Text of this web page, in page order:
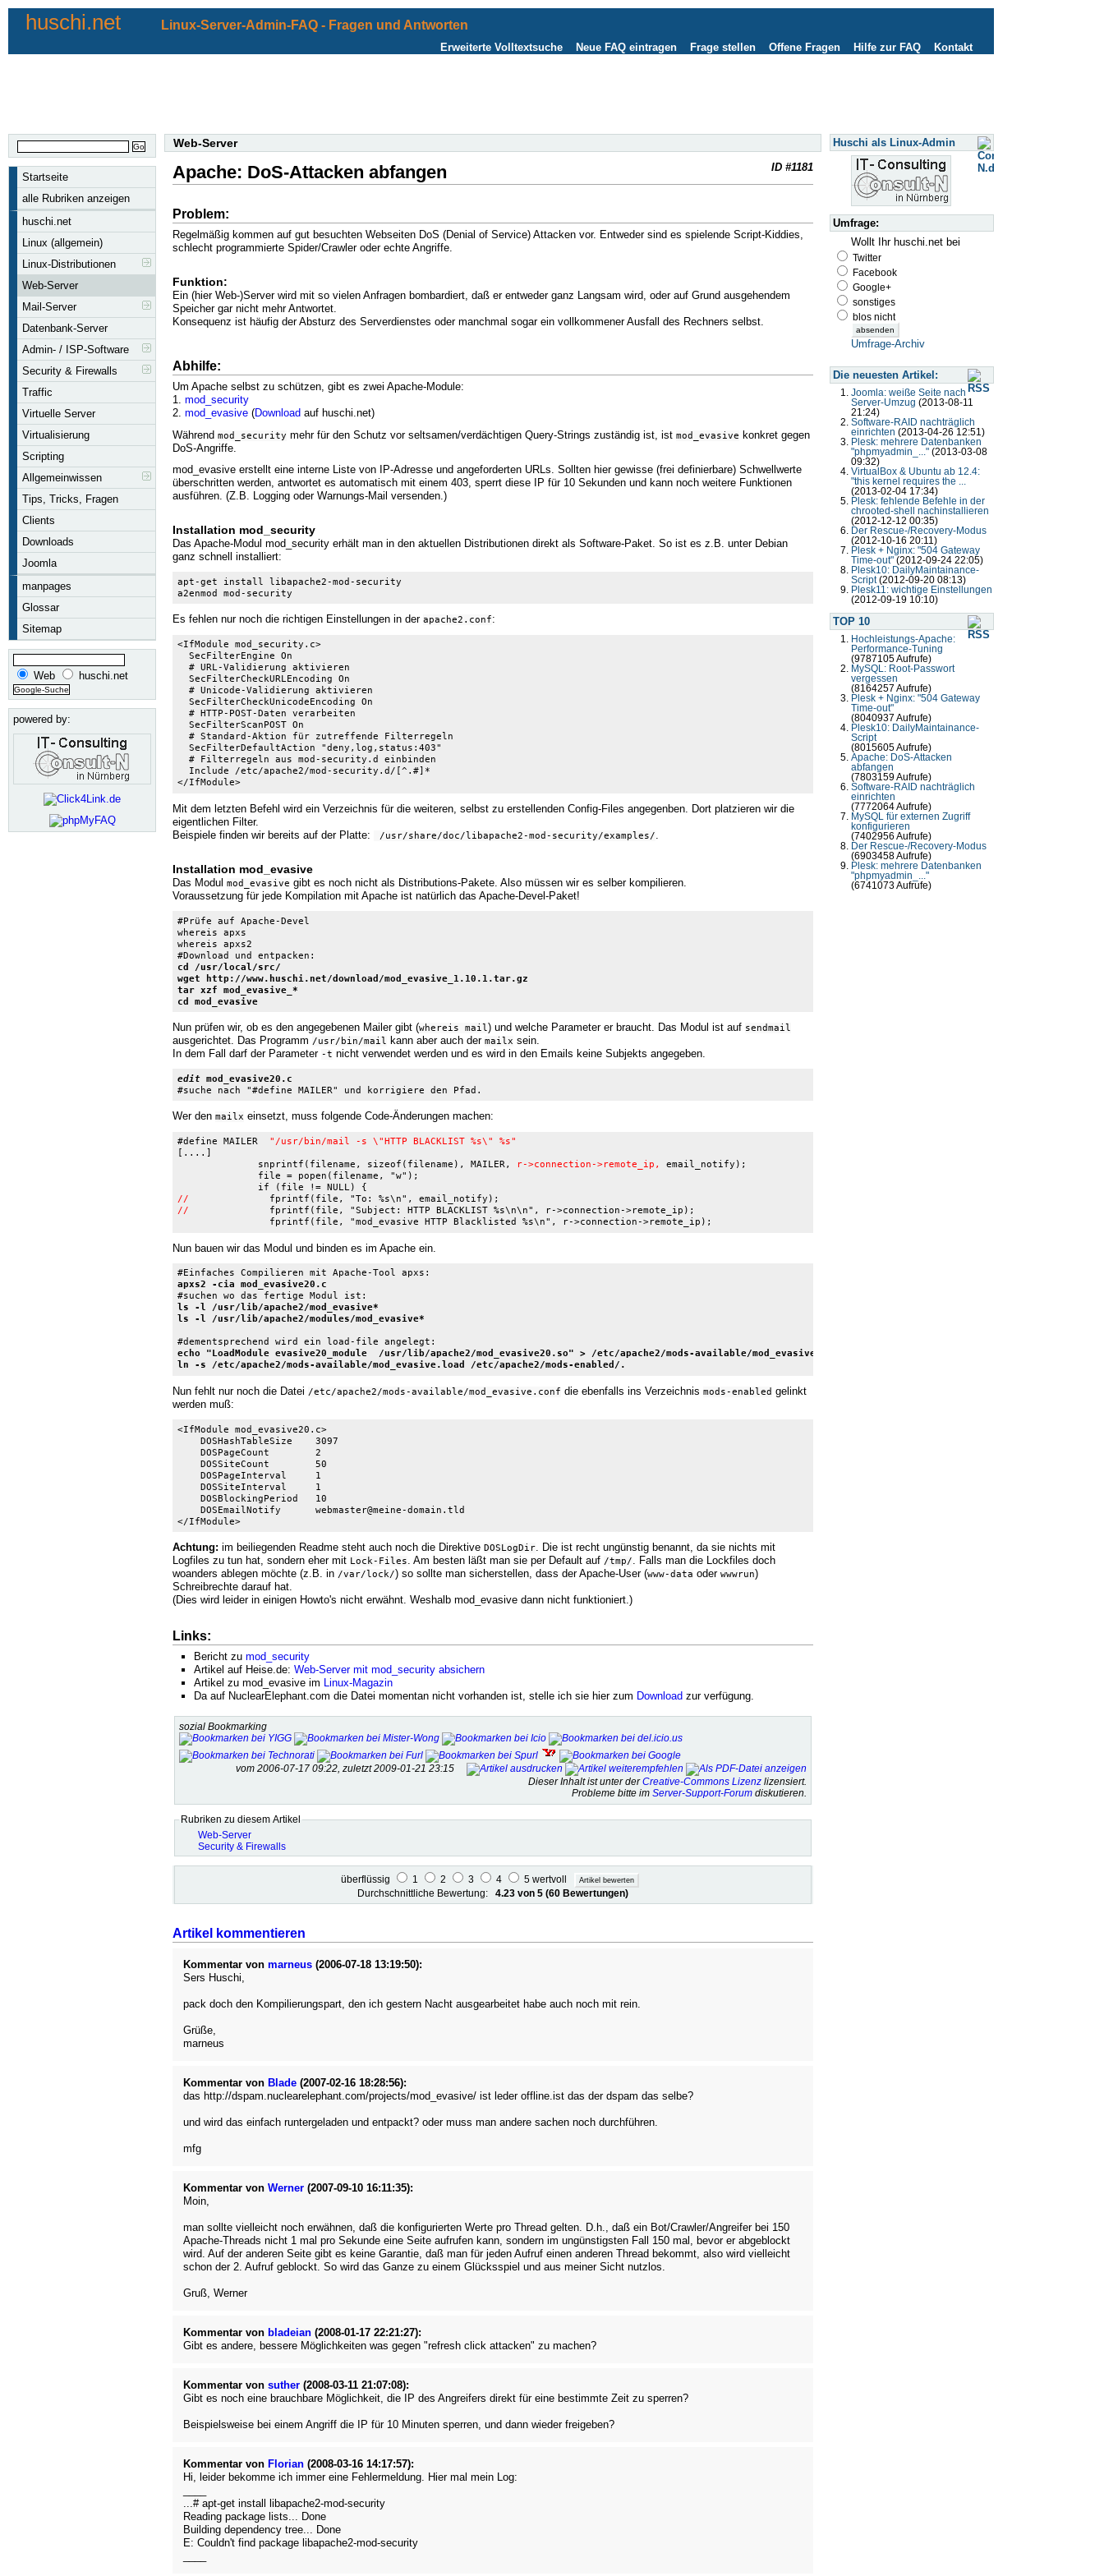
huschi.net Linux-Server-Admin-FAQ - Fragen und Antworten
Kontakt
Hilfe zur FAQ
Offene Fragen
Frage stellen
Neue FAQ eintragen
Erweiterte Volltextsuche
Startseite
alle Rubriken anzeigen
huschi.net
Linux (allgemein)
Linux-Distributionen
Web-Server
Mail-Server
Datenbank-Server
Admin- / ISP-Software
Security & Firewalls
Traffic
Virtuelle Server
Virtualisierung
Scripting
Allgemeinwissen
Tips, Tricks, Fragen
Clients
Downloads
Joomla
manpages
Glossar
Sitemap
Web huschi.net
powered by:
Huschi als Linux-Admin
Umfrage:
Wollt Ihr huschi.net bei
Twitter
Facebook
Google+
sonstiges
blos nicht
Umfrage-Archiv
Die neuesten Artikel:
Joomla: weiße Seite nach
Server-Umzug (2013-08-11
21:24)
Software-RAID nachträglich
einrichten (2013-04-26 12:51)
Plesk: mehrere Datenbanken
"phpmyadmin_..."(2013-03-08
09:32)
VirtualBox & Ubuntu ab 12.4:
"this kernel requires the ...
(2013-02-04 17:34)
Plesk: fehlende Befehle in der
chrooted-shell nachinstallieren
(2012-12-12 00:35)
Der Rescue-/Recovery-Modus
(2012-10-16 20:11)
Plesk + Nginx: "504 Gateway
Time-out"(2012-09-24 22:05)
Plesk10: DailyMaintainance-
Script(2012-09-20 08:13)
Plesk11: wichtige Einstellungen
(2012-09-19 10:10)
TOP 10
Hochleistungs-Apache:
Performance-Tuning
(9787105 Aufrufe)
MySQL: Root-Passwort
vergessen
(8164257 Aufrufe)
Plesk + Nginx: "504 Gateway
Time-out"
(8040937 Aufrufe)
Plesk10: DailyMaintainance-
Script
(8015605 Aufrufe)
Apache: DoS-Attacken
abfangen
(7803159 Aufrufe)
Software-RAID nachträglich
einrichten
(7772064 Aufrufe)
MySQL für externen Zugriff
konfigurieren
(7402956 Aufrufe)
Der Rescue-/Recovery-Modus
(6903458 Aufrufe)
Plesk: mehrere Datenbanken
"phpmyadmin_..."
(6741073 Aufrufe)
Web-Server
ID #1181
Apache: DoS-Attacken abfangen
Problem:
Regelmäßig kommen auf gut besuchten Webseiten DoS (Denial of Service) Attacken vor. Entweder sind es spielende Script-Kiddies,
schlecht programmierte Spider/Crawler oder echte Angriffe.
Funktion:
Ein (hier Web-)Server wird mit so vielen Anfragen bombardiert, daß er entweder ganz Langsam wird, oder auf Grund ausgehendem
Speicher gar nicht mehr Antwortet.
Konsequenz ist häufig der Absturz des Serverdienstes oder manchmal sogar ein vollkommener Ausfall des Rechners selbst.
Abhilfe:
Um Apache selbst zu schützen, gibt es zwei Apache-Module:
1. mod_security
2. mod_evasive (Download auf huschi.net)
Während mod_security mehr für den Schutz vor seltsamen/verdächtigen Query-Strings zuständig ist, ist mod_evasive konkret gegen
DoS-Angriffe.
mod_evasive erstellt eine interne Liste von IP-Adresse und angeforderten URLs. Sollten hier gewisse (frei definierbare) Schwellwerte
überschritten werden, antwortet es automatisch mit einem 403, sperrt diese IP für 10 Sekunden und kann noch weitere Funktionen
ausführen. (Z.B. Logging oder Warnungs-Mail versenden.)
Installation mod_security
Das Apache-Modul mod_security erhält man in den aktuellen Distributionen direkt als Software-Paket. So ist es z.B. unter Debian
ganz schnell installiert:
apt-get install libapache2-mod-security
a2enmod mod-security
Es fehlen nur noch die richtigen Einstellungen in der apache2.conf:
<IfModule mod_security.c>
  SecFilterEngine On
  # URL-Validierung aktivieren
  SecFilterCheckURLEncoding On
  # Unicode-Validierung aktivieren
  SecFilterCheckUnicodeEncoding On
  # HTTP-POST-Daten verarbeiten
  SecFilterScanPOST On
  # Standard-Aktion für zutreffende Filterregeln
  SecFilterDefaultAction "deny,log,status:403"
  # Filterregeln aus mod-security.d einbinden
  Include /etc/apache2/mod-security.d/[^.#]*
</IfModule>
Mit dem letzten Befehl wird ein Verzeichnis für die weiteren, selbst zu erstellenden Config-Files angegenben. Dort platzieren wir die
eigentlichen Filter.
Beispiele finden wir bereits auf der Platte:
/usr/share/doc/libapache2-mod-security/examples/
Installation mod_evasive
Das Modul mod_evasive gibt es noch nicht als Distributions-Pakete. Also müssen wir es selber kompilieren.
Voraussetzung für jede Kompilation mit Apache ist natürlich das Apache-Devel-Paket!
#Prüfe auf Apache-Devel
whereis apxs
whereis apxs2
cd /usr/local/src/
wget http://www.huschi.net/download/mod_evasive_1.10.1.tar.gz
tar xzf mod_evasive_*
cd mod_evasive
Nun prüfen wir, ob es den angegebenen Mailer gibt (whereis mail) und welche Parameter er braucht. Das Modul ist auf sendmail
ausgerichtet. Das Programm /usr/bin/mail kann aber auch der mailx sein.
In dem Fall darf der Parameter -t nicht verwendet werden und es wird in den Emails keine Subjekts angegeben.
edit mod_evasive20.c
#suche nach "#define MAILER" und korrigiere den Pfad.
Wer den mailx einsetzt, muss folgende Code-Änderungen machen:
#define MAILER
"/usr/bin/mail -s \"HTTP BLACKLIST %s\" %s"
[....]
              snprintf(filename, sizeof(filename), MAILER,
r->connection->remote_ip,
email_notify);
              file = popen(filename, "w");
//
//
              fprintf(file, "Subject: HTTP BLACKLIST %s\n\n", r->connection->remote_ip);
Nun bauen wir das Modul und binden es im Apache ein.
apxs2 -cia mod_evasive20.c
ls -l /usr/lib/apache2/mod_evasive*
ls -l /usr/lib/apache2/modules/mod_evasive*
echo "LoadModule evasive20_module  /usr/lib/apache2/mod_evasive20.so" > /etc/apache2/mods-available/mod_evasive.load
ln -s /etc/apache2/mods-available/mod_evasive.load /etc/apache2/mods-enabled/.
Nun fehlt nur noch die Datei /etc/apache2/mods-available/mod_evasive.conf die ebenfalls ins Verzeichnis mods-enabled gelinkt
werden muß:
<IfModule mod_evasive20.c>
    DOSHashTableSize    3097
    DOSPageCount        2
    DOSSiteCount        50
    DOSPageInterval     1
    DOSSiteInterval     1
    DOSBlockingPeriod   10
    DOSEmailNotify      webmaster@meine-domain.tld
</IfModule>
Achtung: im beiliegenden Readme steht auch noch die Direktive DOSLogDir. Die ist recht ungünstig benannt, da sie nichts mit
Logfiles zu tun hat, sondern eher mit Lock-Files. Am besten läßt man sie per Default auf /tmp/. Falls man die Lockfiles doch
woanders ablegen möchte (z.B. in /var/lock/) so sollte man sicherstellen, dass der Apache-User (www-data oder wwwrun)
Schreibrechte darauf hat.
(Dies wird leider in einigen Howto's nicht erwähnt. Weshalb mod_evasive dann nicht funktioniert.)
Links:
Bericht zu mod_security
Artikel auf Heise.de: Web-Server mit mod_security absichern
Artikel zu mod_evasive im Linux-Magazin
Da auf NuclearElephant.com die Datei momentan nicht vorhanden ist, stelle ich sie hier zum Download zur verfügung.
sozial Bookmarking
vom 2006-07-17 09:22, zuletzt 2009-01-21 23:15
Dieser Inhalt ist unter derCreative-Commons Lizenzlizensiert.
Probleme bitte im Server-Support-Forumdiskutieren.
Rubriken zu diesem Artikel
Web-Server
Security & Firewalls
überflüssig 1 2 3 4
5 wertvoll
Durchschnittliche Bewertung: 4.23 von 5 (60 Bewertungen)
Artikel kommentieren
Kommentar von marneus(2006-07-18 13:19:50):
Sers Huschi,
pack doch den Kompilierungspart, den ich gestern Nacht ausgearbeitet habe auch noch mit rein.
Grüße,
marneus
Kommentar von Blade(2007-02-16 18:28:56):
das http://dspam.nuclearelephant.com/projects/mod_evasive/ ist leder offline.ist das der dspam das selbe?
und wird das einfach runtergeladen und entpackt? oder muss man andere sachen noch durchführen.
mfg
Kommentar von Werner(2007-09-10 16:11:35):
Moin,
man sollte vielleicht noch erwähnen, daß die konfigurierten Werte pro Thread gelten. D.h., daß ein Bot/Crawler/Angreifer bei 150
Apache-Threads nicht 1 mal pro Sekunde eine Seite aufrufen kann, sondern im ungünstigsten Fall 150 mal, bevor er abgeblockt
wird. Auf der anderen Seite gibt es keine Garantie, daß man für jeden Aufruf einen anderen Thread bekommt, also wird vielleicht
schon der 2. Aufruf geblockt. So wird das Ganze zu einem Glücksspiel und aus meiner Sicht nutzlos.
Gruß, Werner
Kommentar von bladeian(2008-01-17 22:21:27):
Gibt es andere, bessere Möglichkeiten was gegen "refresh click attacken" zu machen?
Kommentar von suther(2008-03-11 21:07:08):
Gibt es noch eine brauchbare Möglichkeit, die IP des Angreifers direkt für eine bestimmte Zeit zu sperren?
Beispielsweise bei einem Angriff die IP für 10 Minuten sperren, und dann wieder freigeben?
Kommentar von Florian(2008-03-16 14:17:57):
Hi, leider bekomme ich immer eine Fehlermeldung. Hier mal mein Log:
...# apt-get install libapache2-mod-security
Reading package lists... Done
Building dependency tree... Done
E: Couldn't find package libapache2-mod-security